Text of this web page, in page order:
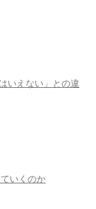
いえない」との違
いくのか